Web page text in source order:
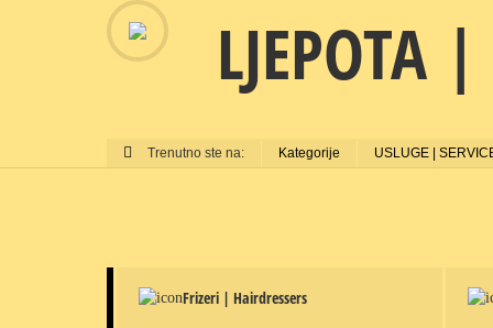
LJEPOTA
Trenutno ste na: Kategorije USLUGE |
Frizeri | Hairdressers